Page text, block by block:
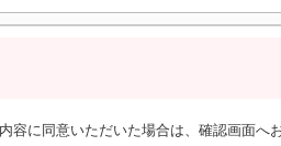
容に同意いただいた場合は、確認画面へ